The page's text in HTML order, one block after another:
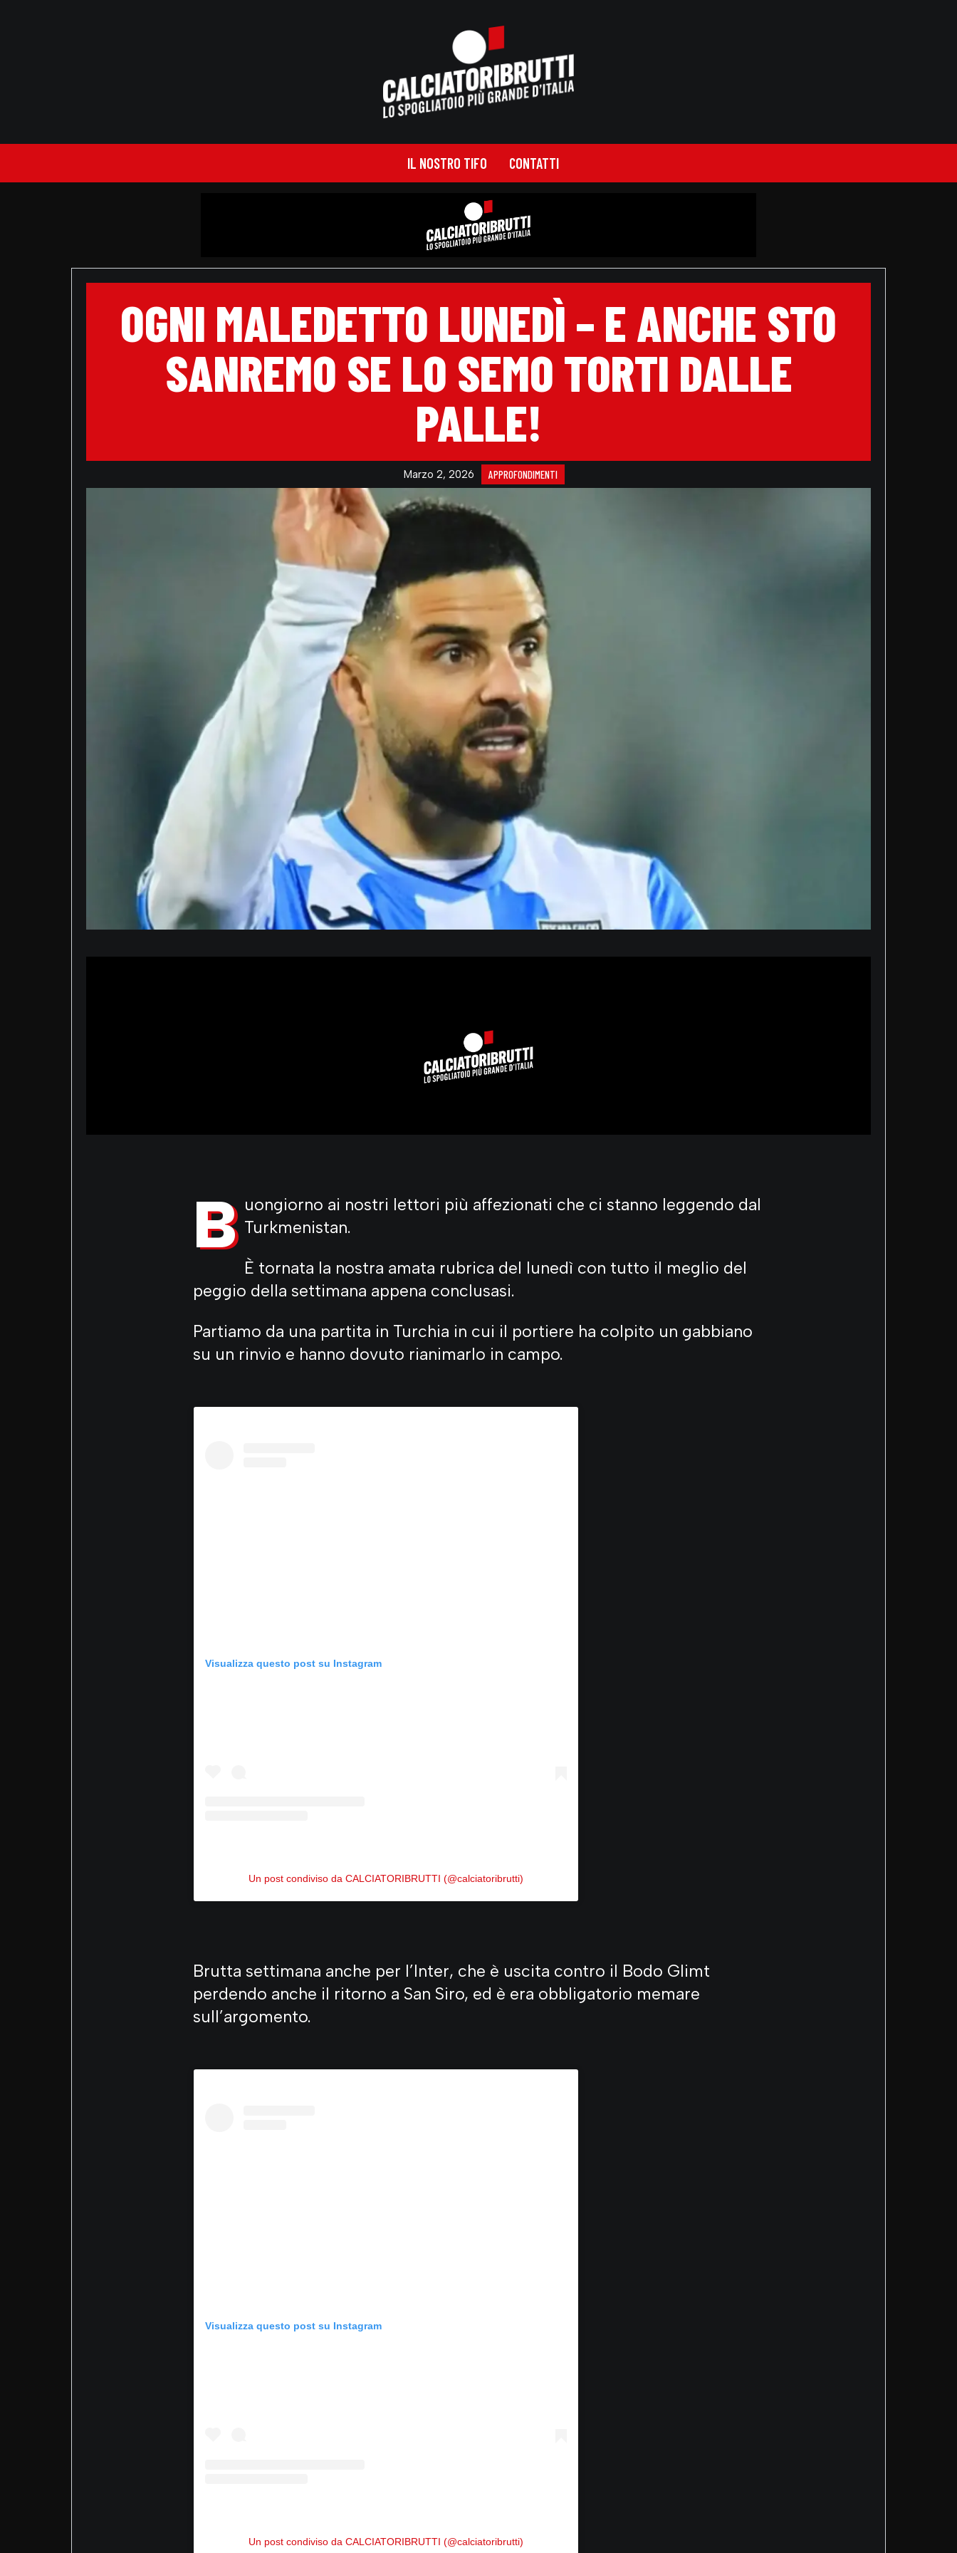
IL NOSTRO TIFO CONTATTI
OGNI MALEDETTO LUNEDÌ – E ANCHE STO
SANREMO SE LO SEMO TORTI DALLE
PALLE!
Marzo 2, 2026 APPROFONDIMENTI
B uongiorno ai nostri lettori più affezionati che ci stanno leggendo dal
Turkmenistan.
È tornata la nostra amata rubrica del lunedì con tutto il meglio del
peggio della settimana appena conclusasi.
Partiamo da una partita in Turchia in cui il portiere ha colpito un gabbiano
su un rinvio e hanno dovuto rianimarlo in campo.
Visualizza questo post su Instagram
Un post condiviso da CALCIATORIBRUTTI (@calciatoribrutti)
Brutta settimana anche per l’Inter, che è uscita contro il Bodo Glimt
perdendo anche il ritorno a San Siro, ed è era obbligatorio memare
sull’argomento.
Visualizza questo post su Instagram
Un post condiviso da CALCIATORIBRUTTI (@calciatoribrutti)